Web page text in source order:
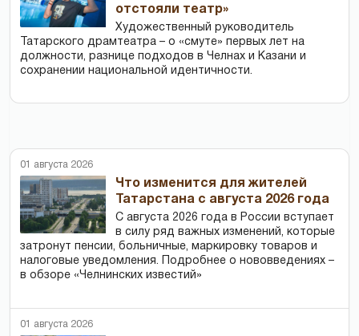
отстояли театр»
Художественный руководитель
Татарского драмтеатра – о «смуте» первых лет на
должности, разнице подходов в Челнах и Казани и
сохранении национальной идентичности.
01 августа 2026
Что изменится для жителей
Татарстана с августа 2026 года
С августа 2026 года в России вступает
в силу ряд важных изменений, которые
затронут пенсии, больничные, маркировку товаров и
налоговые уведомления. Подробнее о нововведениях –
в обзоре «Челнинских известий»
01 августа 2026